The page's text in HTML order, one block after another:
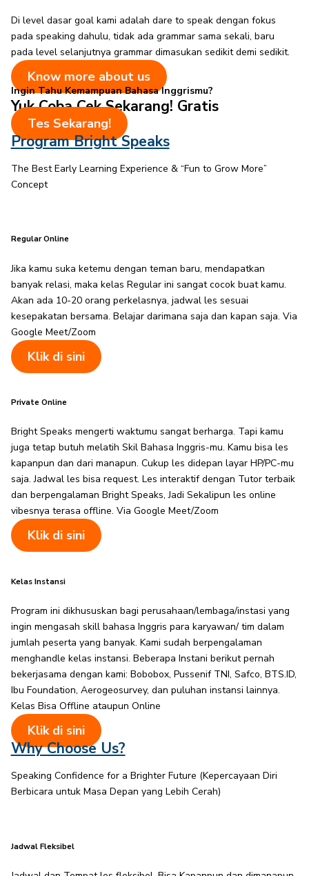
Di level dasar goal kami adalah dare to speak dengan fokus
pada speaking dahulu, tidak ada grammar sama sekali, baru
pada level selanjutnya grammar dimasukan sedikit demi sedikit.
Know more about us
Ingin Tahu Kemampuan Bahasa Inggrismu?
Yuk Coba Cek Sekarang! Gratis
Tes Sekarang!
Program Bright Speaks​
The Best Early Learning Experience & “Fun to Grow More”
Concept
Regular Online
Jika kamu suka ketemu dengan teman baru, mendapatkan
banyak relasi, maka kelas Regular ini sangat cocok buat kamu.
Akan ada 10-20 orang perkelasnya, jadwal les sesuai
kesepakatan bersama. Belajar darimana saja dan kapan saja. Via
Google Meet/Zoom
Klik di sini
Private Online
Bright Speaks mengerti waktumu sangat berharga. Tapi kamu
juga tetap butuh melatih Skil Bahasa Inggris-mu. Kamu bisa les
kapanpun dan dari manapun. Cukup les didepan layar HP/PC-mu
saja. Jadwal les bisa request. Les interaktif dengan Tutor terbaik
dan berpengalaman Bright Speaks, Jadi Sekalipun les online
vibesnya terasa offline. Via Google Meet/Zoom
Klik di sini
Kelas Instansi
Program ini dikhususkan bagi perusahaan/lembaga/instasi yang
ingin mengasah skill bahasa Inggris para karyawan/ tim dalam
jumlah peserta yang banyak. Kami sudah berpengalaman
menghandle kelas instansi. Beberapa Instani berikut pernah
bekerjasama dengan kami: Bobobox, Pussenif TNI, Safco, BTS.ID,
Ibu Foundation, Aerogeosurvey, dan puluhan instansi lainnya.
Kelas Bisa Offline ataupun Online
Klik di sini
Why Choose Us?
Speaking Confidence for a Brighter Future (Kepercayaan Diri
Berbicara untuk Masa Depan yang Lebih Cerah)
Jadwal Fleksibel